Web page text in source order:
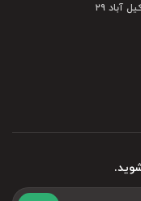
آباد ۲۹